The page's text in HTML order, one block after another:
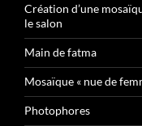
Création d’une
le salon
Main de fatma
Mosaïque « nue de
Photophores